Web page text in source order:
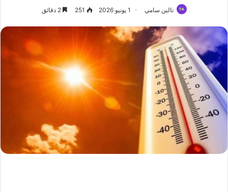
تالين سامي 1 يونيو 2026 251 2 دقائق